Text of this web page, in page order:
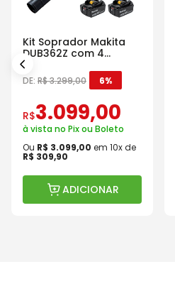
Kit Soprador Makita
DUB362Z com 4
Baterias Carregador e
Maleta
DE: R$3.299,00 6%
R$3.099,00
à vista no Pix ou Boleto
Ou R$ 3.099,00 em 10x de
R$ 309,90
ADICIONAR